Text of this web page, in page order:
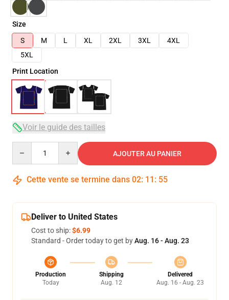
Size
S
M L XL 2XL 3XL
4XL
5XL
Print Location
Voir le guide des tailles
AJOUTER AU PANIER
Cette vente se termine dans 02: 11 : 54
Deliver to United States
Cost to ship:$6.99
Standard - Order today to get byAug. 16 - Aug. 23
Production
Today
Shipping
Aug. 12
Delivered
Aug. 16 - Aug. 23